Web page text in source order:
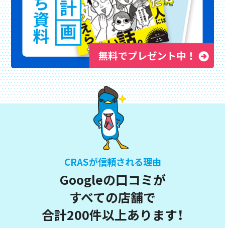
CRASが信頼される理由
Googleの口コミが
すべての店舗で
合計200件以上あります！